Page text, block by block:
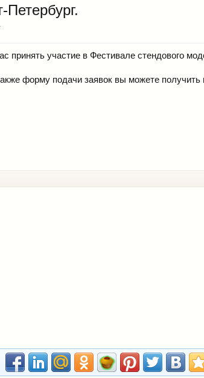
принять участие в Фестивале стендового
форму подачи заявок вы можете получить